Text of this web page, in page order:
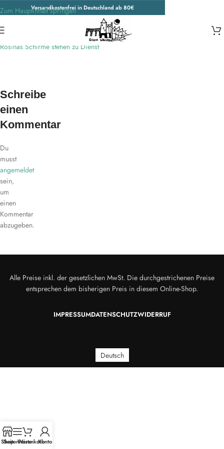
Versandkostenfrei in Deutschland ab 80€
Zum Hauptinhalt springen
Rosinas Schirme stehen zu Dienst
Schreibe
einen
Kommentar
Du
musst
angemeldet
sein,
um
einen
Kommentar
abzugeben.
Alle Preise inkl. der gesetzlichen MwSt. Die durchgestrichenen Preise
entsprechen dem bisherigen Preis in diesem Online-Shop.
IMPRESSUMDATENSCHUTZWIDERRUF
Shop
SeitenleisteWarenkorbKonto
Deutsch